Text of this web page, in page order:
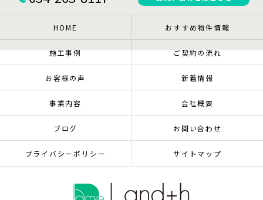
HOME おすすめ物件情報
施工事例 ご契約の流れ
お客様の声 新着情報
事業内容 会社概要
ブログ お問い合わせ
プライバシーポリシー サイトマップ